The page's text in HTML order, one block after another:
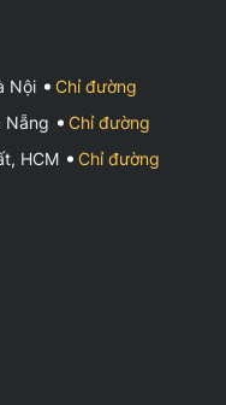
Nội
Chỉ đường
Nẵng
Chỉ đường
HCM
Chỉ đường